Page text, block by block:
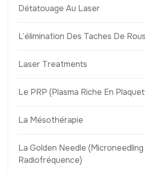
Détatouage Au Laser
L’élimination Des Taches De
Laser Treatments
Le PRP (Plasma Riche En
La Mésothérapie
La Golden Needle
Radiofréquence)